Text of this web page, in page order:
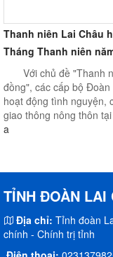
Thanh niên Lai Châu
Tháng Thanh niên
Với chủ đề "Thanh
đồng", các cấp bộ
hoạt động tình nguyện,
giao thông nông thôn
a
TỈNH ĐOÀN LAI
Địa chỉ: Tỉnh đoàn
chính - Chính trị tỉnh